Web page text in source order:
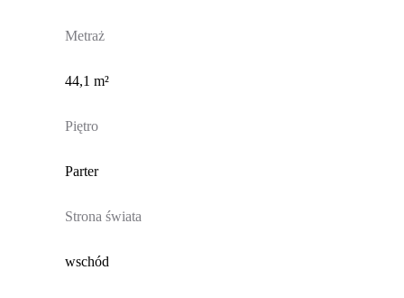
Metraż
44,1 m²
Piętro
Parter
Strona świata
wschód